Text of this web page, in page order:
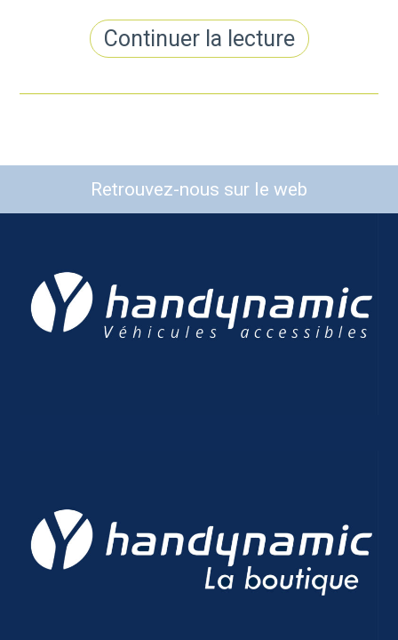
Continuer la lecture
Retrouvez-nous sur le web